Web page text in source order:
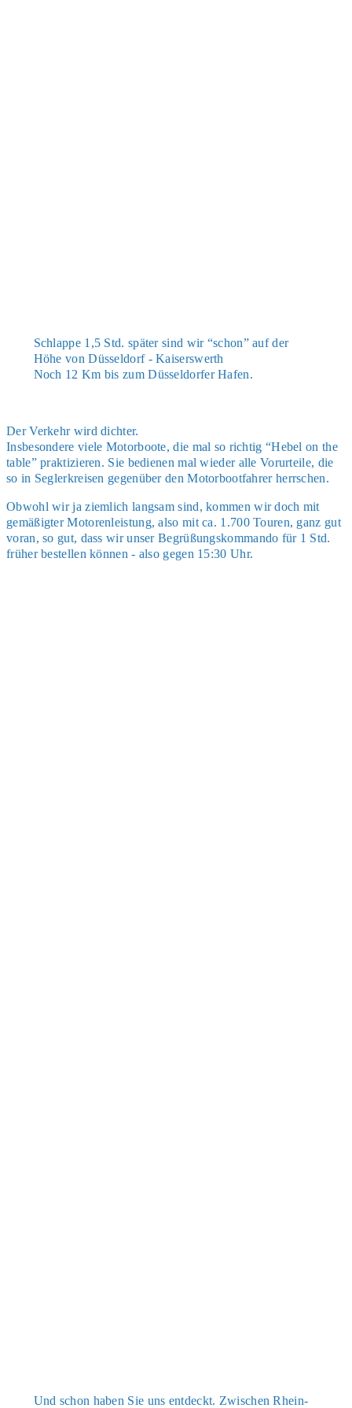
Schlap­pe 1,5 Std. spä­ter sind wir “schon” auf der
Höhe von Düs­sel­dorf - Kai­sers­werth
Noch 12 Km bis zum Düs­sel­dor­fer Hafen.
Der Ver­kehr wird dich­ter.
Ins­be­son­de­re vie­le Motor­boo­te, die mal so rich­tig “Hebel on the
table” prak­ti­zie­ren. Sie bedie­nen mal wie­der alle Vor­ur­tei­le, die
so in Seg­ler­krei­sen gegen­über den Motor­boot­fah­rer herr­schen.
Obwohl wir ja ziem­lich lang­sam sind, kom­men wir doch mit
gemä­ßig­ter Moto­ren­leis­tung, also mit ca. 1.700 Tou­ren, ganz gut
vor­an, so gut, dass wir unser Begrü­ßungs­kom­man­do für 1 Std.
frü­her bestel­len kön­nen - also gegen 15:30 Uhr.
Und schon haben Sie uns ent­deckt. Zwi­schen Rhein­